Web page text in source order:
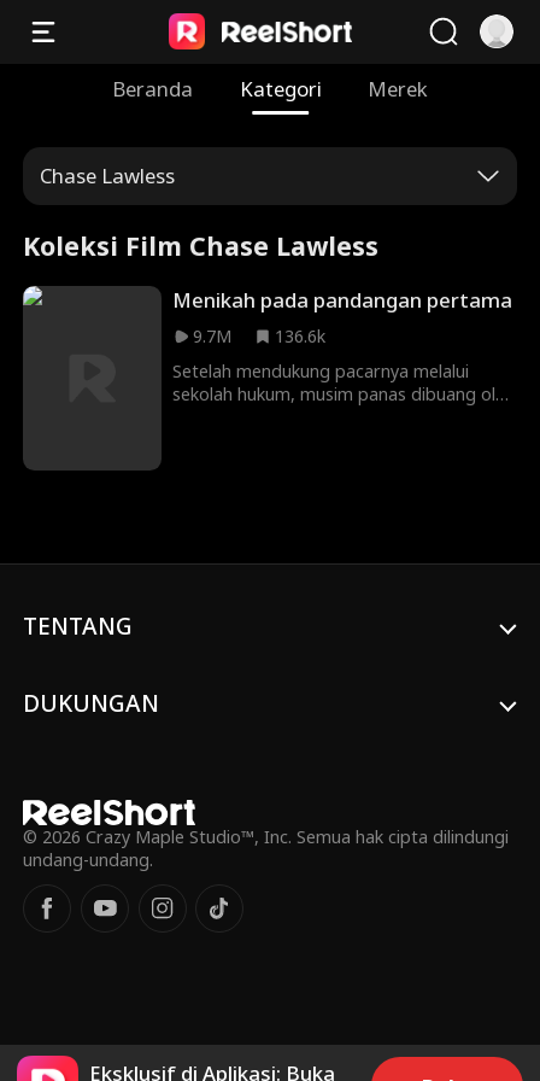
Beranda Kategori Merek
Chase Lawless
Koleksi Film Chase Lawless
Menikah pada pandangan pertama
9.7M
136.6k
Setelah mendukung pacarnya melalui
sekolah hukum, musim panas dibuang oleh
TENTANG
DUKUNGAN
© 2026 Crazy Maple Studio™, Inc. Semua hak cipta dilindungi
undang-undang.
Eksklusif di Aplikasi: Buka